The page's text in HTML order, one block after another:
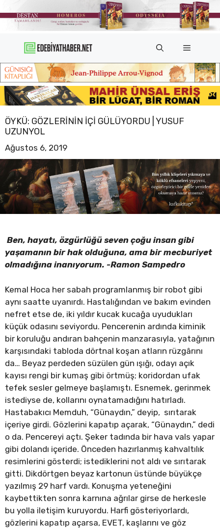
atla
Menü
ÖYKÜ: GÖZLERININ IÇI GÜLÜYORDU | YUSUF
UZUNYOL
Ağustos 6, 2019
Ben, hayatı, özgürlüğü seven çoğu insan gibi
yaşamanın bir hak olduğuna, ama bir mecburiyet
olmadığına inanıyorum. -Ramon Sampedro
Kemal Hoca her sabah programlanmış bir robot gibi
aynı saatte uyanırdı. Hastalığından ve bakım evinden
nefret etse de, iki yıldır kucak kucağa uyudukları
küçük odasını seviyordu. Pencerenin ardında kiminik
bir koruluğu andıran bahçenin manzarasıyla, yatağının
karşısındaki tabloda dörtnal koşan atların rüzgârını
da… Beyaz perdeden süzülen gün ışığı, odayı açık
kayısı rengi bir kumaş gibi örtmüş; koridordan ufak
tefek sesler gelmeye başlamıştı. Esnemek, gerinmek
istediyse de, kollarını oynatamadığını hatırladı.
Hastabakıcı Memduh, “Günaydın,” deyip, sırıtarak
içeriye girdi. Gözlerini kapatıp açarak, “Günaydın,” dedi
o da. Pencereyi açtı. Şeker tadında bir hava vals yapar
gibi dolandı içeride. Önceden hazırlanmış kahvaltılık
resimlerini gösterdi; istediklerini not aldı ve sırıtarak
gitti. Dikdörtgen beyaz kartonun üstünde büyükçe
yazılmış 29 harf vardı. Konuşma yeteneğini
kaybettikten sonra karnına ağrılar girse de herkesle
bu yolla iletişim kuruyordu. Harfi gösteriyorlardı,
gözlerini kapatıp açarsa, EVET, kaşlarını ve göz